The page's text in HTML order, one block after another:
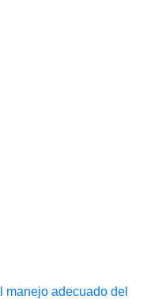
manejo adecuado del